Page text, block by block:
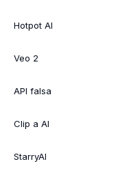
Hotpot AI
Veo 2
API falsa
Clip a AI
StarryAI